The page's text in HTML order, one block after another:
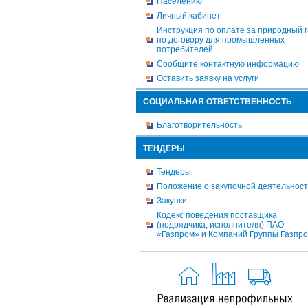
Личный кабинет
Инструкция по оплате за природный
по договору для промышленных
потребителей
Сообщите контактную информацию
Оставить заявку на услуги
СОЦИАЛЬНАЯ ОТВЕТСТВЕННОСТЬ
Благотворительность
ТЕНДЕРЫ
Тендеры
Положение о закупочной
Закупки
Кодекс поведения поставщика
(подрядчика, исполнителя) ПАО
«Газпром» и Компаний Группы